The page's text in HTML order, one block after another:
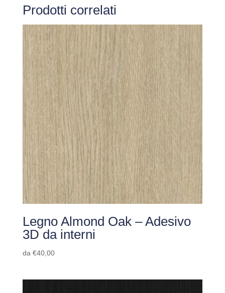
Prodotti correlati
Legno Almond Oak – Adesivo
3D da interni
da €40,00